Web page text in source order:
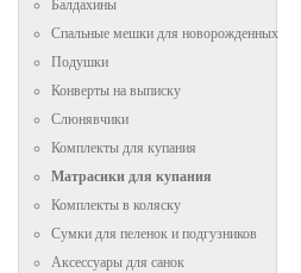
Балдахины
Спальные мешки для новорожденных
Подушки
Конверты на выписку
Слюнявчики
Комплекты для купания
Матрасики для купания
Комплекты в коляску
Сумки для пеленок и подгузников
Аксессуары для санок